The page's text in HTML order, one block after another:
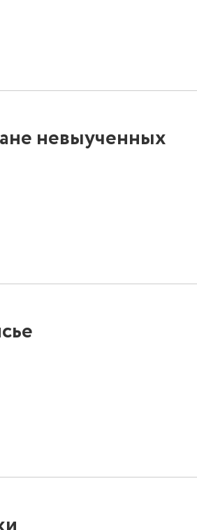
невыученных